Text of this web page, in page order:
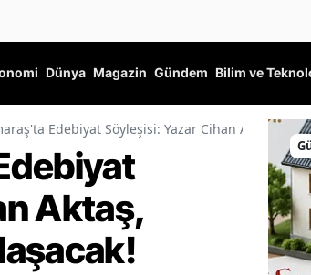
Dünya Magazin Gündem Bilim ve
Edebiyat Söyleşisi: Yazar Cihan Aktaş,
Aktaş,